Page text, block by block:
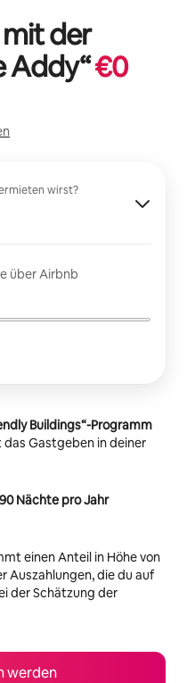
der
Addy“€0
wirst?
über Airbnb
Buildings“-Programm
Gastgeben in deiner
90 Nächte pro Jahr
einen Anteil in Höhe von
Auszahlungen, die du auf
der Schätzung der
werden